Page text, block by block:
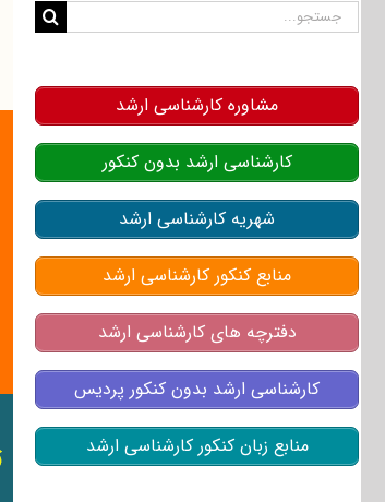
جستجو
مشاوره کارشناسی ارشد
کارشناسی ارشد بدون کنکور
شهریه کارشناسی ارشد
منابع کنکور کارشناسی ارشد
دفترچه های کارشناسی ارشد
کارشناسی ارشد بدون کنکور پردیس
منابع زبان کنکور کارشناسی ارشد